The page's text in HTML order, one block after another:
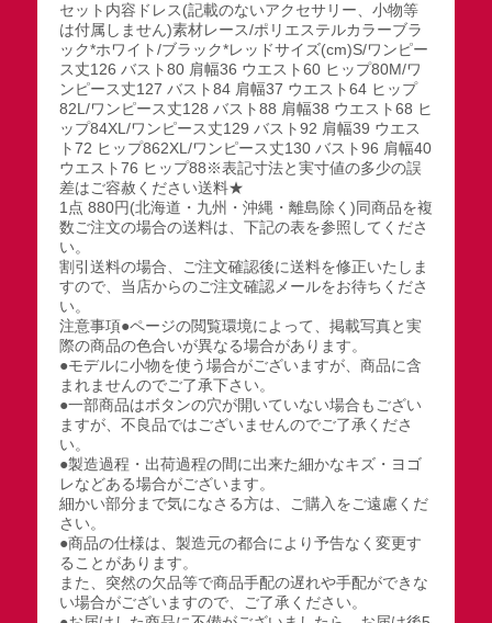
セット内容ドレス(記載のないアクセサリー、小物等
は付属しません)素材レース/ポリエステルカラーブラ
ック*ホワイト/ブラック*レッドサイズ(cm)S/ワンピー
ス丈126 バスト80 肩幅36 ウエスト60 ヒップ80M/ワ
ンピース丈127 バスト84 肩幅37 ウエスト64 ヒップ
82L/ワンピース丈128 バスト88 肩幅38 ウエスト68 ヒ
ップ84XL/ワンピース丈129 バスト92 肩幅39 ウエス
ト72 ヒップ862XL/ワンピース丈130 バスト96 肩幅40
ウエスト76 ヒップ88※表記寸法と実寸値の多少の誤
差はご容赦ください送料★
1点 880円(北海道・九州・沖縄・離島除く)同商品を複
数ご注文の場合の送料は、下記の表を参照してくださ
い。
割引送料の場合、ご注文確認後に送料を修正いたしま
すので、当店からのご注文確認メールをお待ちくださ
い。
注意事項●ページの閲覧環境によって、掲載写真と実
際の商品の色合いが異なる場合があります。
●モデルに小物を使う場合がございますが、商品に含
まれませんのでご了承下さい。
●一部商品はボタンの穴が開いていない場合もござい
ますが、不良品ではございませんのでご了承くださ
い。
●製造過程・出荷過程の間に出来た細かなキズ・ヨゴ
レなどある場合がございます。
細かい部分まで気になさる方は、ご購入をご遠慮くだ
さい。
●商品の仕様は、製造元の都合により予告なく変更す
ることがあります。
また、突然の欠品等で商品手配の遅れや手配ができな
い場合がございますので、ご了承ください。